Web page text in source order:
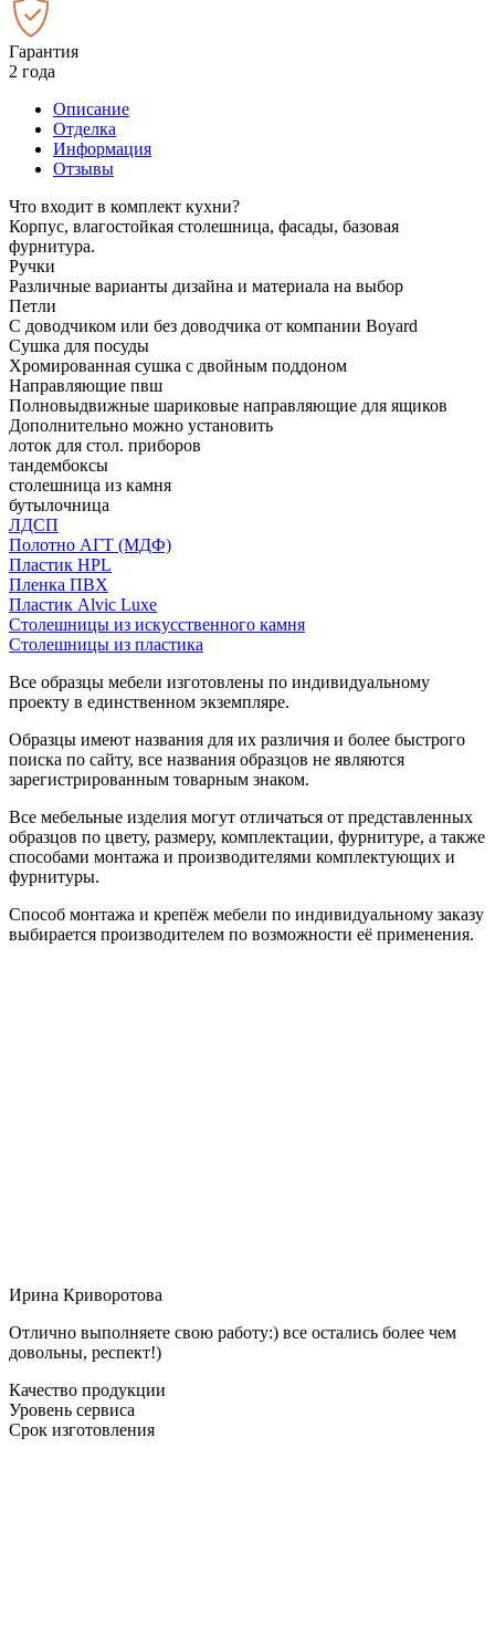
Гарантия
2 года
Описание
Отделка
Информация
Отзывы
Что входит в комплект кухни?
Корпус, влагостойкая столешница, фасады, базовая
фурнитура.
Ручки
Различные варианты дизайна и материала на выбор
Петли
С доводчиком или без доводчика от компании Boyard
Сушка для посуды
Хромированная сушка с двойным поддоном
Направляющие пвш
Полновыдвижные шариковые направляющие для ящиков
Дополнительно можно установить
лоток для стол. приборов
тандембоксы
столешница из камня
бутылочница
ЛДСП
Полотно АГТ (МДФ)
Пластик HPL
Пленка ПВХ
Пластик Alvic Luxe
Столешницы из искусственного камня
Столешницы из пластика
Все образцы мебели изготовлены по индивидуальному
проекту в единственном экземпляре.
Образцы имеют названия для их различия и более быстрого
поиска по сайту, все названия образцов не являются
зарегистрированным товарным знаком.
Все мебельные изделия могут отличаться от представленных
образцов по цвету, размеру, комплектации, фурнитуре, а также
способами монтажа и производителями комплектующих и
фурнитуры.
Способ монтажа и крепёж мебели по индивидуальному заказу
выбирается производителем по возможности её применения.
Ирина Криворотова
Отлично выполняете свою работу:) все остались более чем
довольны, респект!)
Качество продукции
Уровень сервиса
Срок изготовления